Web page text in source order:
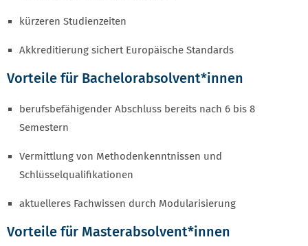
kürzeren Studienzeiten
Akkreditierung sichert Europäische Standards
Vorteile für Bachelorabsolvent*innen
berufsbefähigender Abschluss bereits nach 6 bis 8
Semestern
Vermittlung von Methodenkenntnissen und
Schlüsselqualifikationen
aktuelleres Fachwissen durch Modularisierung
Vorteile für Masterabsolvent*innen